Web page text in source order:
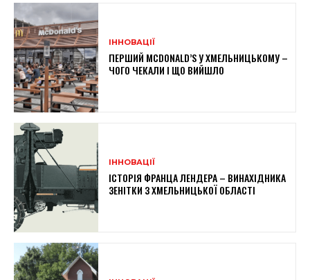
ІННОВАЦІЇ
ПЕРШИЙ MCDONALD’S У ХМЕЛЬНИЦЬКОМУ –
ЧОГО ЧЕКАЛИ І ЩО ВИЙШЛО
ІННОВАЦІЇ
ІСТОРІЯ ФРАНЦА ЛЕНДЕРА – ВИНАХІДНИКА
ЗЕНІТКИ З ХМЕЛЬНИЦЬКОЇ ОБЛАСТІ